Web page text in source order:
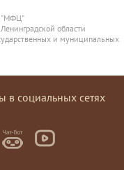
"МФЦ"
области
и муниципальных
в социальных сетях